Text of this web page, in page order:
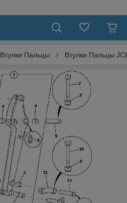
Втулки Пальцы Втулки Пальцы